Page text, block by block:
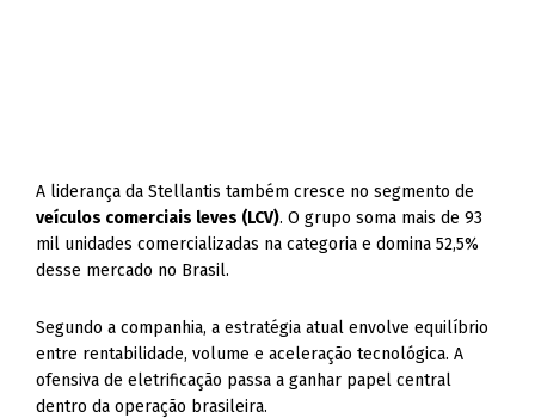
A liderança da Stellantis também cresce no segmento de
veículos comerciais leves (LCV). O grupo soma mais de 93
mil unidades comercializadas na categoria e domina 52,5%
desse mercado no Brasil.
Segundo a companhia, a estratégia atual envolve equilíbrio
entre rentabilidade, volume e aceleração tecnológica. A
ofensiva de eletrificação passa a ganhar papel central
dentro da operação brasileira.